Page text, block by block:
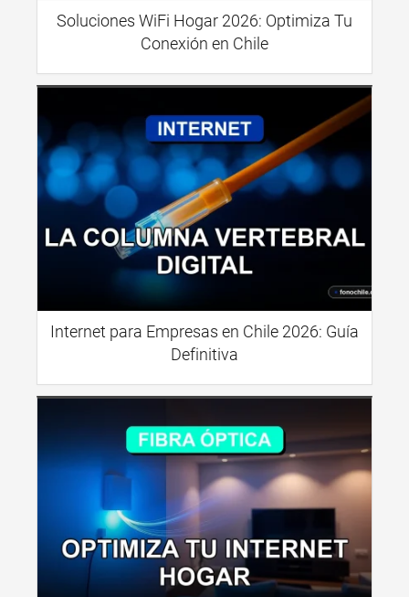
Soluciones WiFi Hogar 2026: Optimiza Tu
Conexión en Chile
Internet para Empresas en Chile 2026: Guía
Definitiva